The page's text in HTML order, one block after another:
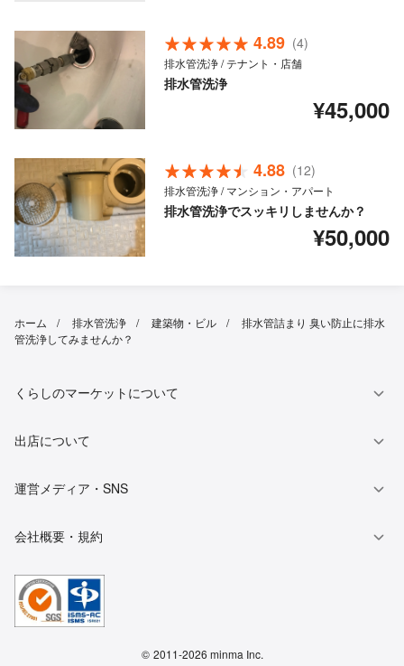
4.89 (4)
排水管洗浄 / テナント・店舗
排水管洗浄
¥45,000
4.88 (12)
排水管洗浄 / マンション・アパート
排水管洗浄でスッキリしませんか？
¥50,000
ホーム 排水管洗浄 建築物・ビル
排水管詰まり 臭い防止に排水
管洗浄してみませんか？
くらしのマーケットについて
出店について
運営メディア・SNS
会社概要・規約
© 2011-2026 minma Inc.